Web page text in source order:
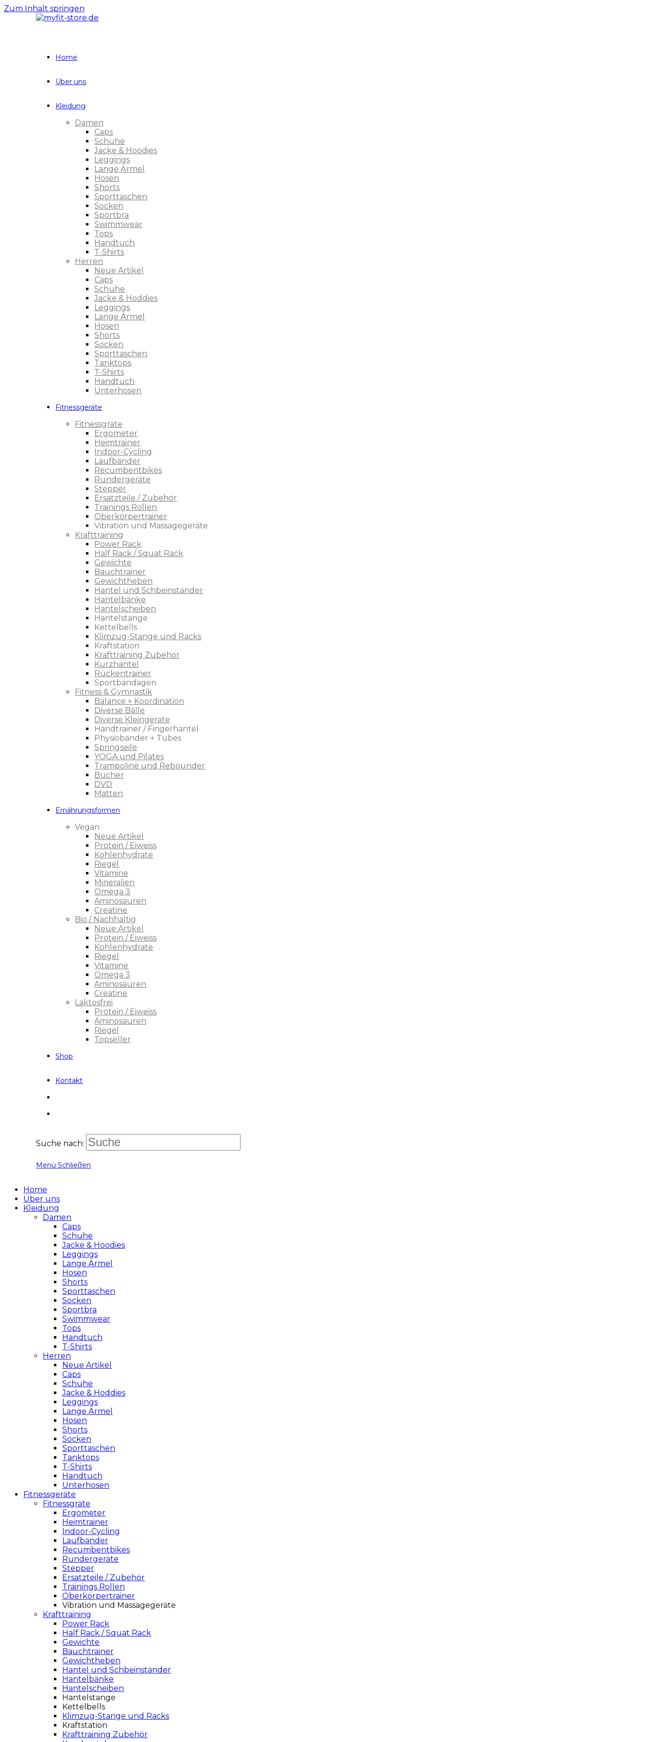
Zum Inhalt springen
Home
Über uns
Kleidung
Damen
Caps
Schuhe
Jacke & Hoodies
Leggings
Lange Ärmel
Hosen
Shorts
Sporttaschen
Socken
Sportbra
Swimmwear
Tops
Handtuch
T-Shirts
Herren
Neue Artikel
Caps
Schuhe
Jacke & Hoddies
Leggings
Lange Ärmel
Hosen
Shorts
Socken
Sporttaschen
Tanktops
T-Shirts
Handtuch
Unterhosen
Fitnessgeräte
Fitnessgräte
Ergometer
Heimtrainer
Indoor-Cycling
Laufbänder
Recumbentbikes
Rundergeräte
Stepper
Ersatzteile / Zubehör
Trainings Rollen
Oberkörpertrainer
Vibration und Massagegeräte
Krafttraining
Power Rack
Half Rack / Squat Rack
Gewichte
Bauchtrainer
Gewichtheben
Hantel und Schbeinständer
Hantelbänke
Hantelscheiben
Hantelstange
Kettelbells
Klimzug-Stange und Racks
Kraftstation
Krafttraining Zubehör
Kurzhantel
Rückentrainer
Sportbandagen
Fitness & Gymnastik
Balance + Koordination
Diverse Bälle
Diverse Kleingeräte
Handtrainer / Fingerhantel
Physiobänder + Tubes
Springseile
YOGA und Pilates
Trampoline und Rebounder
Bücher
DVD
Matten
Ernährungsformen
Vegan
Neue Artikel
Protein / Eiweiss
Kohlenhydrate
Riegel
Vitamine
Mineralien
Omega 3
Aminosäuren
Creatine
Bio / Nachhaltig
Neue Artikel
Protein / Eiweiss
Kohlenhydrate
Riegel
Vitamine
Omega 3
Aminosäuren
Creatine
Laktosfrei
Protein / Eiweiss
Aminosäuren
Riegel
Topseller
Shop
Kontakt
Suche nach:
Menü Schließen
Home
Über uns
Kleidung
Damen
Caps
Schuhe
Jacke & Hoodies
Leggings
Lange Ärmel
Hosen
Shorts
Sporttaschen
Socken
Sportbra
Swimmwear
Tops
Handtuch
T-Shirts
Herren
Neue Artikel
Caps
Schuhe
Jacke & Hoddies
Leggings
Lange Ärmel
Hosen
Shorts
Socken
Sporttaschen
Tanktops
T-Shirts
Handtuch
Unterhosen
Fitnessgeräte
Fitnessgräte
Ergometer
Heimtrainer
Indoor-Cycling
Laufbänder
Recumbentbikes
Rundergeräte
Stepper
Ersatzteile / Zubehör
Trainings Rollen
Oberkörpertrainer
Vibration und Massagegeräte
Krafttraining
Power Rack
Half Rack / Squat Rack
Gewichte
Bauchtrainer
Gewichtheben
Hantel und Schbeinständer
Hantelbänke
Hantelscheiben
Hantelstange
Kettelbells
Klimzug-Stange und Racks
Kraftstation
Krafttraining Zubehör